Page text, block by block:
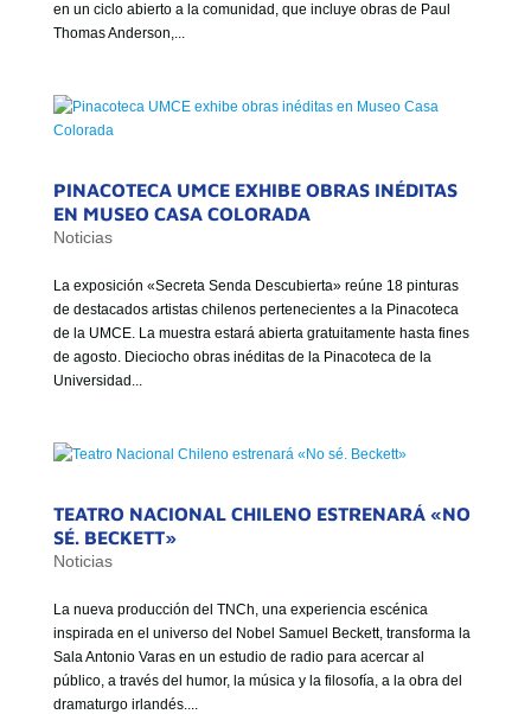
en un ciclo abierto a la comunidad, que incluye obras de Paul
Thomas Anderson,...
PINACOTECA UMCE EXHIBE OBRAS INÉDITAS
EN MUSEO CASA COLORADA
Noticias
La exposición «Secreta Senda Descubierta» reúne 18 pinturas
de destacados artistas chilenos pertenecientes a la Pinacoteca
de la UMCE. La muestra estará abierta gratuitamente hasta fines
de agosto. Dieciocho obras inéditas de la Pinacoteca de la
Universidad...
TEATRO NACIONAL CHILENO ESTRENARÁ «NO
SÉ. BECKETT»
Noticias
La nueva producción del TNCh, una experiencia escénica
inspirada en el universo del Nobel Samuel Beckett, transforma la
Sala Antonio Varas en un estudio de radio para acercar al
público, a través del humor, la música y la filosofía, a la obra del
dramaturgo irlandés....